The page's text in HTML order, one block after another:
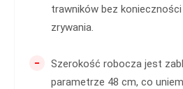
trawników bez
zrywania.
-
Szerokość robocza jest
parametrze 48 cm, co